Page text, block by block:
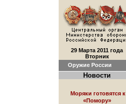
29 Марта 2011 года
Вторник
Оружие России
Новости
Моряки готовятся к
«Помору»